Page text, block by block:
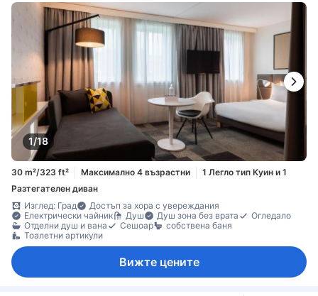
1/18
30 m²/323 ft² Максимално 4 възрастни
1 Легло тип Куин и 1
Разтегателен диван
Изглед: Град
Достъп за хора с увереждания
Електрически чайник
Душ Душ зона без врата
Огледало
Отделни душ и вана
Сешоар
собствена баня
Тоалетни артикули
Вижте цените